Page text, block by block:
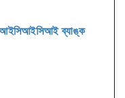
ব্যাঙ্ক